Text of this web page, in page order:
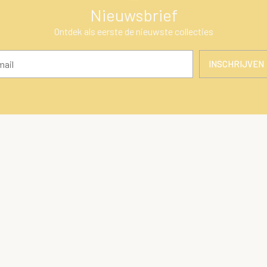
Nieuwsbrief
Ontdek als eerste de nieuwste collecties
INSCHRIJVEN